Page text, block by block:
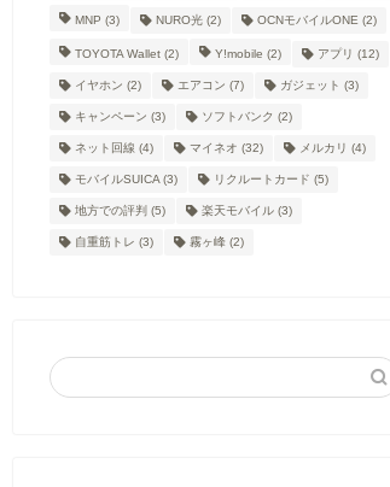
MNP (3) NURO光(2) OCNモバイルONE (2)
TOYOTA Wallet(2) Y!mobile (2) アプリ (12)
イヤホン (2) エアコン (7) ガジェット (3)
キャンペーン (3) ソフトバンク (2)
ネット回線 (4) マイネオ (32) メルカリ (4)
モバイルSUICA(3) リクルートカード (5)
地方での評判 (5) 楽天モバイル(3)
自重筋トレ (3) 霧ヶ峰(2)